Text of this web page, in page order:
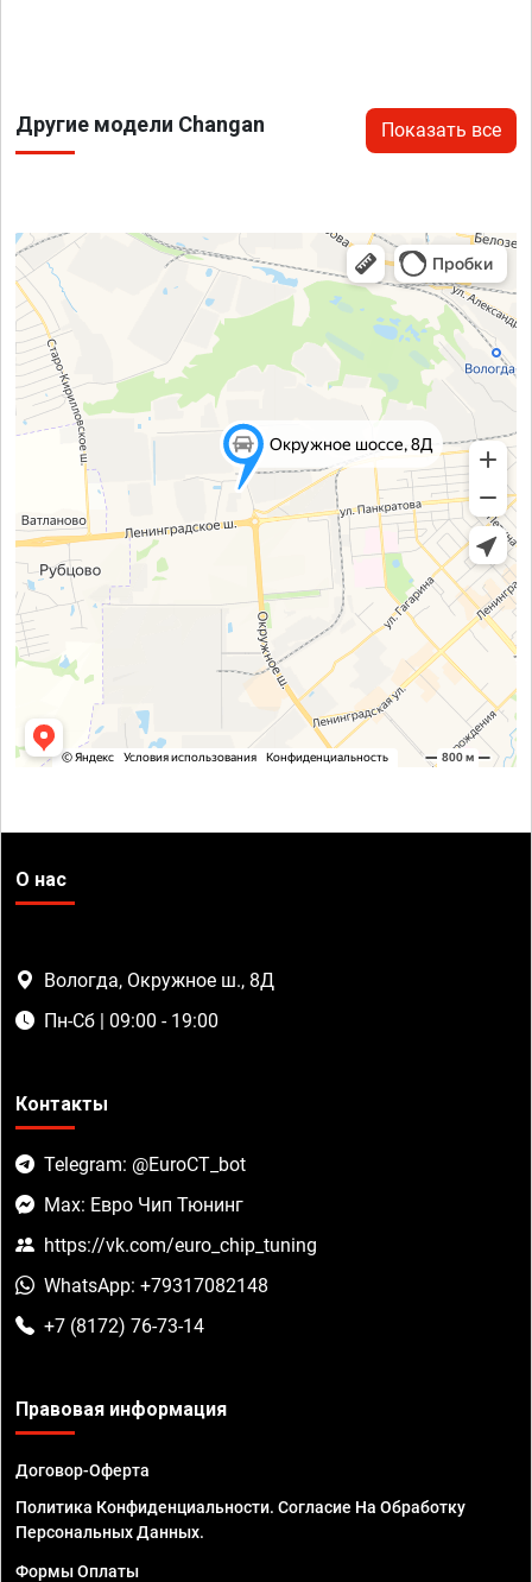
Другие модели Changan Показать все
О нас
Вологда, Окружное ш., 8Д
Пн-Сб | 09:00 - 19:00
Контакты
Telegram: @EuroCT_bot
Max: Евро Чип Тюнинг
https://vk.com/euro_chip_tuning
WhatsApp: +79317082148
+7 (8172) 76-73-14
Правовая информация
Договор-Оферта
Политика Конфиденциальности. Согласие На Обработку
Персональных Данных.
Формы Оплаты